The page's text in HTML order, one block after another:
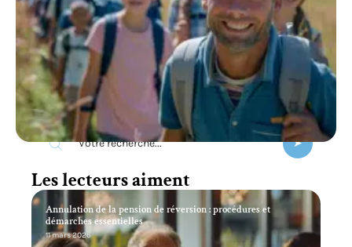
Recherche
Les lecteurs aiment
Annulation de la pension de réversion : procédures et
démarches essentielles
11 mars 2026